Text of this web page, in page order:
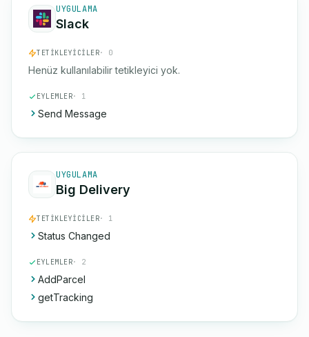
UYGULAMA
Slack
TETIKLEYICILER· 0
Henüz kullanılabilir tetikleyici yok.
EYLEMLER· 1
Send Message
UYGULAMA
Big Delivery
TETIKLEYICILER· 1
Status Changed
EYLEMLER· 2
AddParcel
getTracking